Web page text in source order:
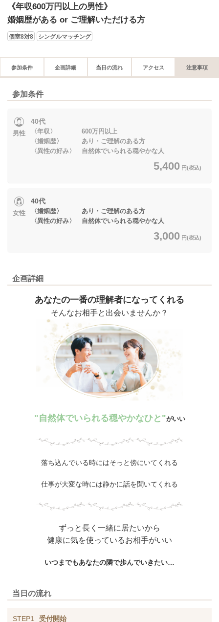
《年収600万円以上の男性》
婚姻歴がある or ご理解いただける方
個室8対8 シングルマッチング
参加条件 企画詳細 当日の流れ アクセス 注意事項
参加条件
男性
40代
〈年収〉 600万円以上
〈婚姻歴〉 あり・ご理解のある方
〈異性の好み〉 自然体でいられる穏やかな人
5,400 円(税込)
女性
40代
〈婚姻歴〉 あり・ご理解のある方
〈異性の好み〉 自然体でいられる穏やかな人
3,000 円(税込)
企画詳細
あなたの一番の理解者になってくれる
そんなお相手と出会いませんか？
"自然体でいられる穏やかなひと"がいい
落ち込んでいる時にはそっと傍にいてくれる
仕事が大変な時には静かに話を聞いてくれる
ずっと長く一緒に居たいから
健康に気を使っているお相手がいい
いつまでもあなたの隣で歩んでいきたい…
当日の流れ
STEP1 受付開始